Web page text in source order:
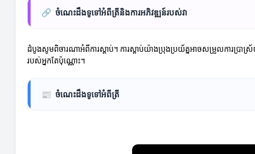
🔗 ចំណេះដឹងទូទៅអំពីត្រីនិងការអភិវឌ្ឍន៍របស់វា
ដំបូងសូមពិចារណាអំពីការស្តាប់។ ការស្តាប់យ៉ាងប្រុងប្រយ័ត្នអាចសម្រួលការប្រ
របស់អ្នកតែប៉ុណ្ណោះ។
📰 ចំណេះដឹងទូទៅអំពីត្រី